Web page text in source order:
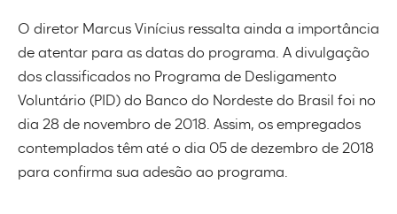
O diretor Marcus Vinícius ressalta ainda a importância
de atentar para as datas do programa. A divulgação
dos classificados no Programa de Desligamento
Voluntário (PID) do Banco do Nordeste do Brasil foi no
dia 28 de novembro de 2018. Assim, os empregados
contemplados têm até o dia 05 de dezembro de 2018
para confirma sua adesão ao programa.